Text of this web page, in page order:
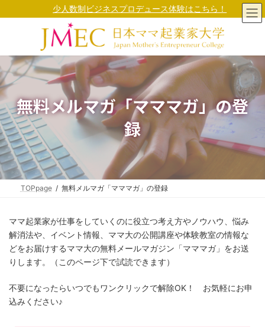
ン
ス
キ
ッ
プ
ビ
ン
に
移
動
少人数制ビジネスプロデュース体験はこちら！
無料メルマガ「マママガ」の登
録
TOPpage 無料メルマガ「マママガ」の登録
ママ起業家が仕事をしていくのに役立つ考え方やノウハウ、悩み
解消法や、イベント情報、ママ大の公開講座や体験教室の情報な
どをお届けするママ大の無料メールマガジン「マママガ」をお送
りします。（このページ下で試読できます）
不要になったらいつでもワンクリックで解除OK！ お気軽にお申
込みください♪